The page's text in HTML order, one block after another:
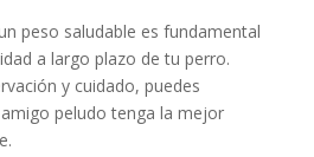
peso saludable es fundamental
a largo plazo de tu perro.
y cuidado, puedes
peludo tenga la mejor